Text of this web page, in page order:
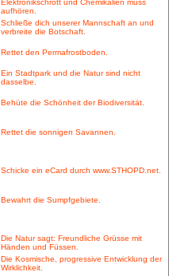
Elektronikschrott und Chemikalien muss
aufhören.
Schließe dich unserer Mannschaft an und
verbreite die Botschaft.
Rettet den Permafrostboden.
Ein Stadtpark und die Natur sind nicht
dasselbe.
Behüte die Schönheit der Biodiversität.
Rettet die sonnigen Savannen.
Schicke ein eCard durch www.STHOPD.net.
Bewahrt die Sumpfgebiete.
Die Natur sagt: Freundliche Grüsse mit
Händen und Füssen.
Die Kosmische, progressive Entwicklung der
Wirklichkeit.